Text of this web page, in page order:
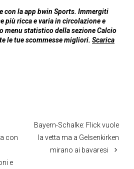
con la app bwin Sports. Immergiti
più ricca e varia in circolazione e
menu statistico della sezione Calcio
le tue scommesse migliori. Scarica
con
e
Bayern-Schalke: Flick vuole
la vetta ma a Gelsenkirken
mirano ai bavaresi